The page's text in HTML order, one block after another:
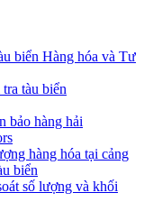
biển Hàng hóa và Tư
tàu biển
bảo hàng hải
hàng hóa tại cảng
biển
số lượng và khối